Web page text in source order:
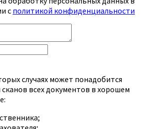
с политикой конфиденциальности
случаях может понадобится
всех документов в хорошем